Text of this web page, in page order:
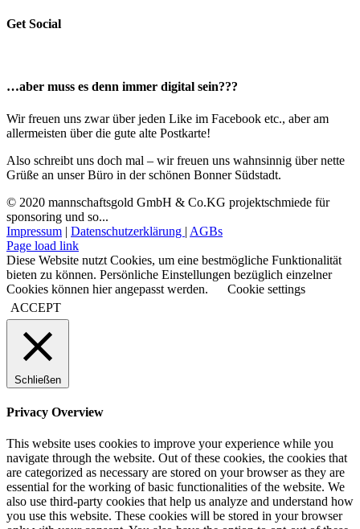
Get Social
…aber muss es denn immer digital sein???
Wir freuen uns zwar über jeden Like im Facebook etc., aber am
allermeisten über die gute alte Postkarte!
Also schreibt uns doch mal – wir freuen uns wahnsinnig über nette
Grüße an unser Büro in der schönen Bonner Südstadt.
© 2020 mannschaftsgold GmbH & Co.KG projektschmiede für
sponsoring und so...
Impressum | Datenschutzerklärung | AGBs
Facebook
Instagram
LinkedIn
E-
Mail
Page load link
Diese Website nutzt Cookies, um eine bestmögliche Funktionalität
bieten zu können. Persönliche Einstellungen bezüglich einzelner
Cookies können hier angepasst werden.
Cookie settings
ACCEPT
Schließen
Privacy Overview
This website uses cookies to improve your experience while you
navigate through the website. Out of these cookies, the cookies that
are categorized as necessary are stored on your browser as they are
essential for the working of basic functionalities of the website. We
also use third-party cookies that help us analyze and understand how
you use this website. These cookies will be stored in your browser